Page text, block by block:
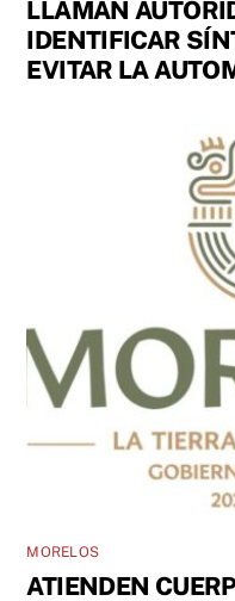
LLAMAN
IDENTIFICAR
EVITAR LA
MORELOS
ATIENDEN